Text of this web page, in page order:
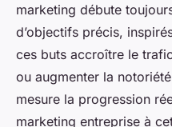
marketing débute
d’objectifs précis,
ces buts accroître le
ou augmenter la
mesure la progression
marketing entreprise à